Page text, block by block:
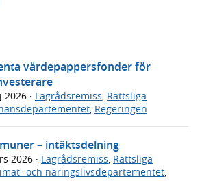
värdepappersfonder för
2026 · Lagrådsremiss, Rättsliga
, Regeringen
– intäktsdelning
2026 · Lagrådsremiss, Rättsliga
och näringslivsdepartementet,